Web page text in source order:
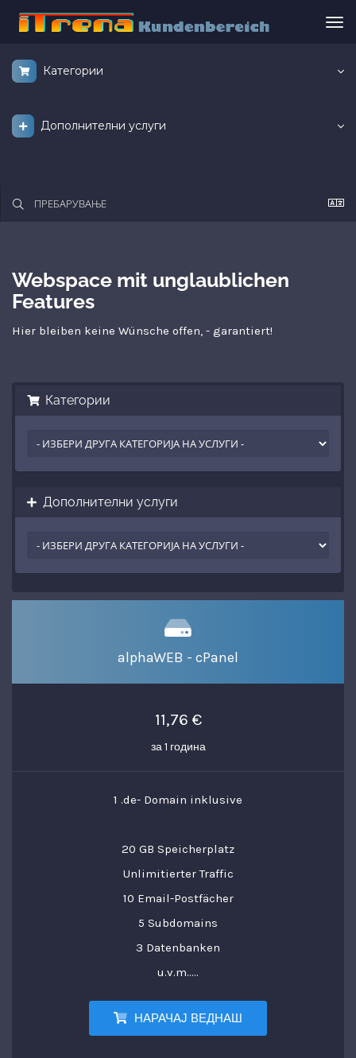
Категории
Дополнителни услуги
Webspace mit unglaublichen
Features
Hier bleiben keine Wünsche offen, - garantiert!
Категории
Дополнителни услуги
alphaWEB - cPanel
11,76 €
за 1 година
1 .de- Domain inklusive
20 GB Speicherplatz
Unlimitierter Traffic
10 Email-Postfächer
5 Subdomains
3 Datenbanken
u.v.m.....
НАРАЧАЈ ВЕДНАШ